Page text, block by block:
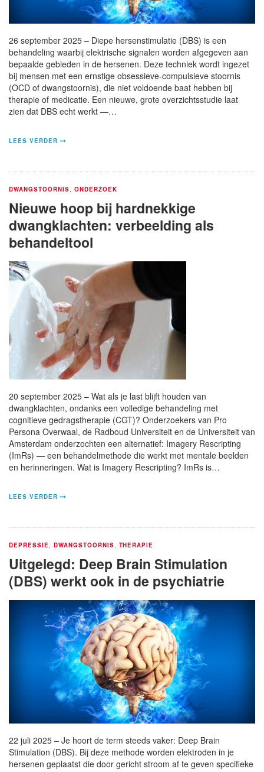
26 september 2025 – Diepe hersenstimulatie (DBS) is een
behandeling waarbij elektrische signalen worden afgegeven aan
bepaalde gebieden in de hersenen. Deze techniek wordt ingezet
bij mensen met een ernstige obsessieve-compulsieve stoornis
(OCD of dwangstoornis), die niet voldoende baat hebben bij
therapie of medicatie. Een nieuwe, grote overzichtsstudie laat
zien dat DBS echt werkt —…
LEES VERDER
DWANGSTOORNIS ONDERZOEK
Nieuwe hoop bij hardnekkige
dwangklachten: verbeelding als
behandeltool
20 september 2025 – Wat als je last blijft houden van
dwangklachten, ondanks een volledige behandeling met
cognitieve gedragstherapie (CGT)? Onderzoekers van Pro
Persona Overwaal, de Radboud Universiteit en de Universiteit van
Amsterdam onderzochten een alternatief: Imagery Rescripting
(ImRs) — een behandelmethode die werkt met mentale beelden
en herinneringen. Wat is Imagery Rescripting? ImRs is…
LEES VERDER
DEPRESSIE DWANGSTOORNIS THERAPIE
Uitgelegd: Deep Brain Stimulation
(DBS) werkt ook in de psychiatrie
22 juli 2025 – Je hoort de term steeds vaker: Deep Brain
Stimulation (DBS). Bij deze methode worden elektroden in je
hersenen geplaatst die door gericht stroom af te geven specifieke